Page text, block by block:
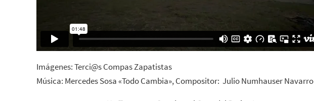
Imágenes: Terci@s Compas Zapatistas
Música: Mercedes Sosa «Todo Cambia», Compositor: Julio Numhauser Navarro